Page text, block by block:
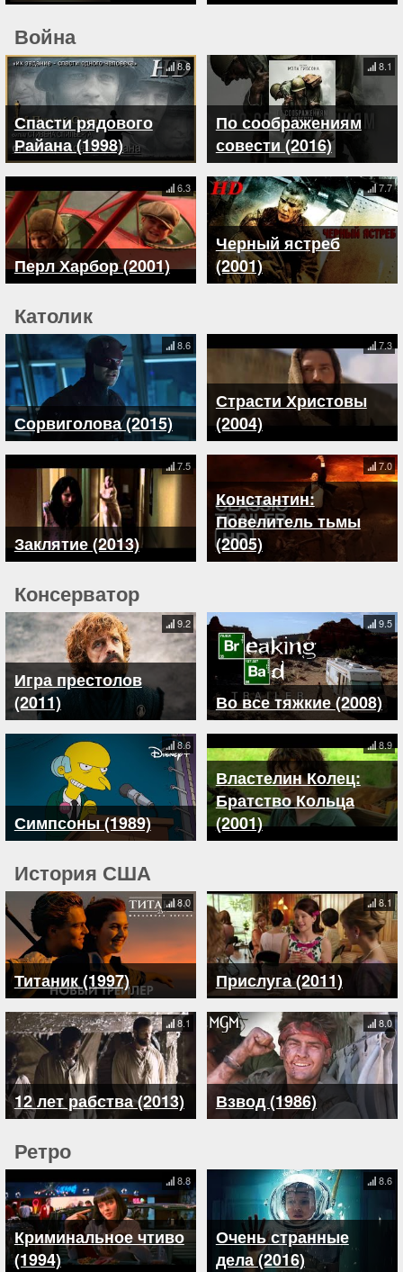
Война
Спасти рядового
Райана (1998)
8.6
По соображениям
совести (2016)
8.1
Перл Харбор (2001)
6.3
Черный ястреб
(2001)
7.7
Католик
Сорвиголова (2015)
8.6
Страсти Христовы
(2004)
7.3
Заклятие (2013)
7.5
Константин:
Повелитель тьмы
(2005)
7.0
Консерватор
Игра престолов
(2011)
9.2
Во все тяжкие (2008)
9.5
Симпсоны (1989)
8.6
Властелин Колец:
Братство Кольца
(2001)
8.9
История США
Титаник (1997)
8.0
Прислуга (2011)
8.1
12 лет рабства (2013)
8.1
Взвод (1986)
8.0
Ретро
Криминальное чтиво
(1994)
8.8
Очень странные
дела (2016)
8.6